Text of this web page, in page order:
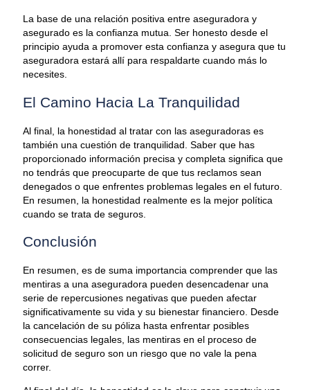
La base de una relación positiva entre aseguradora y
asegurado es la confianza mutua. Ser honesto desde el
principio ayuda a promover esta confianza y asegura que tu
aseguradora estará allí para respaldarte cuando más lo
necesites.
El Camino Hacia La Tranquilidad
Al final, la honestidad al tratar con las aseguradoras es
también una cuestión de tranquilidad. Saber que has
proporcionado información precisa y completa significa que
no tendrás que preocuparte de que tus reclamos sean
denegados o que enfrentes problemas legales en el futuro.
En resumen, la honestidad realmente es la mejor política
cuando se trata de seguros.
Conclusión
En resumen, es de suma importancia comprender que las
mentiras a una aseguradora pueden desencadenar una
serie de repercusiones negativas que pueden afectar
significativamente su vida y su bienestar financiero. Desde
la cancelación de su póliza hasta enfrentar posibles
consecuencias legales, las mentiras en el proceso de
solicitud de seguro son un riesgo que no vale la pena
correr.